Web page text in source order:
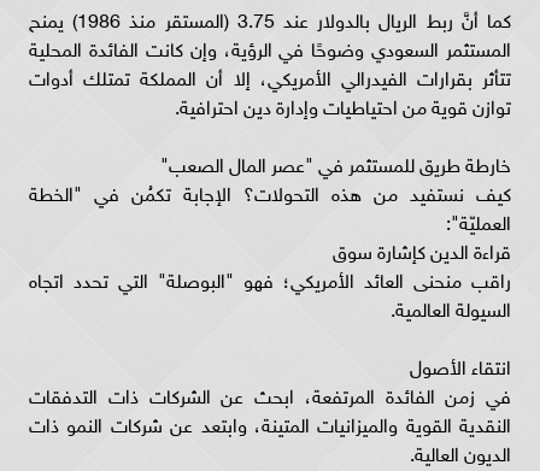
كما أنَّ ربط الريال بالدولار عند 3.75 (المستقر منذ 1986) يمنح
المستثمر السعودي وضوحًا في الرؤية، وإن كانت الفائدة المحلية
تتأثر بقرارات الفيدرالي الأمريكي، إلا أن المملكة تمتلك أدوات
توازن قوية من احتياطيات وإدارة دين احترافية.
خارطة طريق للمستثمر في "عصر المال الصعب"
كيف نستفيد من هذه التحولات؟ الإجابة تكمُن في "الخطة
العمليّة":
قراءة الدين كإشارة سوق
راقب منحنى العائد الأمريكي؛ فهو "البوصلة" التي تحدد اتجاه
السيولة العالمية.
انتقاء الأصول
في زمن الفائدة المرتفعة، ابحث عن الشركات ذات التدفقات
النقدية القوية والميزانيات المتينة، وابتعد عن شركات النمو ذات
الديون العالية.